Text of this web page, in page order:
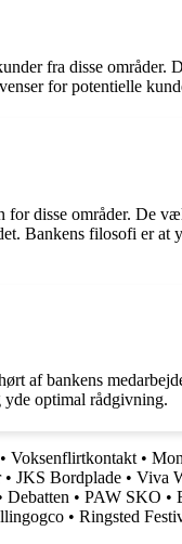
fra disse områder.
for potentielle
disse områder. De
Bankens filosofi er at
af bankens
yde optimal rådgivning.
• Voksenflirtkontakt •
• JKS Bordplade • Viva
Debatten • PAW SKO •
• Ringsted